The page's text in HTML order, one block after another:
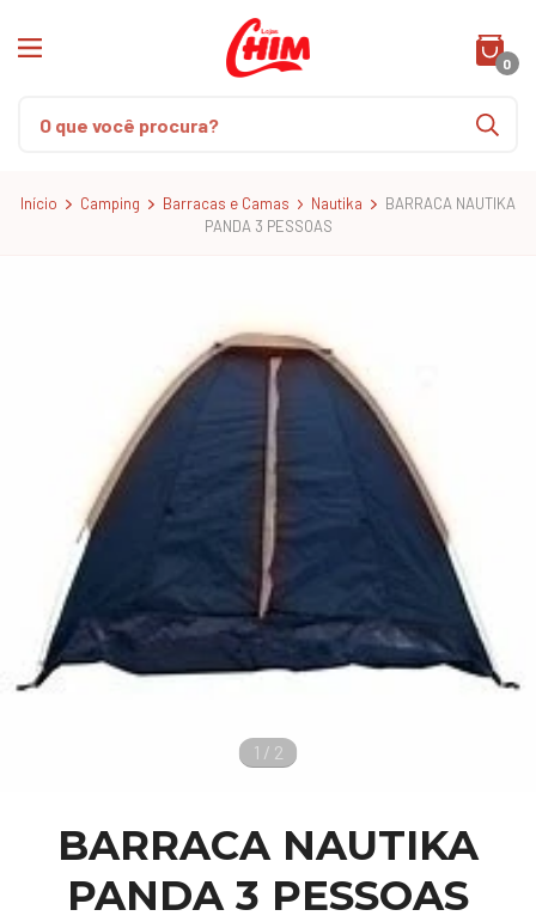
0
Início Camping Barracas e Camas Nautika
BARRACA NAUTIKA
PANDA 3 PESSOAS
1 / 2
BARRACA NAUTIKA
PANDA 3 PESSOAS